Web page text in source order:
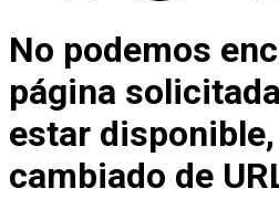
No podemos
página
estar
cambiado de